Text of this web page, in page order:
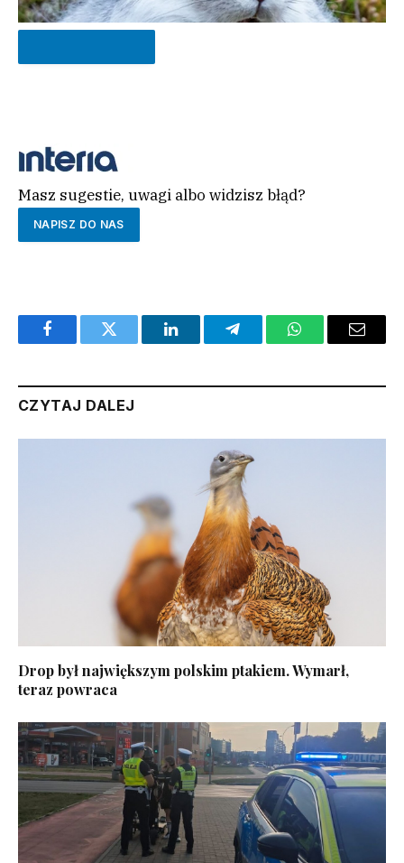
ROZPOCZNIJ QUIZ
Masz sugestie, uwagi albo widzisz błąd?
NAPISZ DO NAS
FacebookTwitter LinkedInTelegramWhatsAppEmail
CZYTAJ DALEJ
Drop był największym polskim ptakiem. Wymarł,
teraz powraca